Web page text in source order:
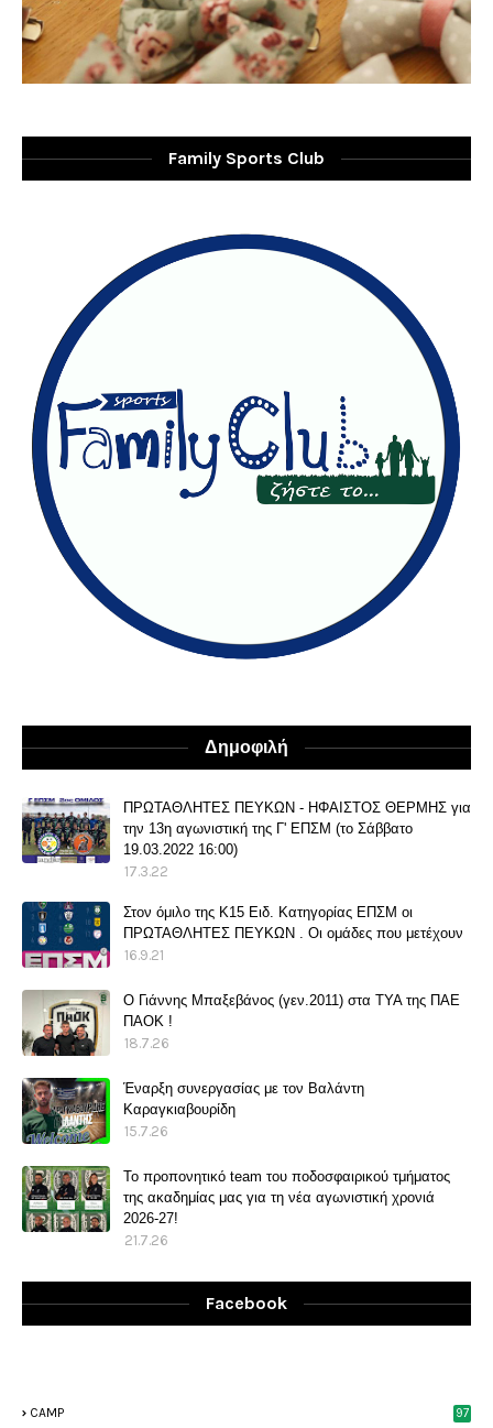
Family Sports Club
Δημοφιλή
ΠΡΩΤΑΘΛΗΤΕΣ ΠΕΥΚΩΝ - ΗΦΑΙΣΤΟΣ ΘΕΡΜΗΣ για
την 13η αγωνιστική της Γ' ΕΠΣΜ (το Σάββατο
19.03.2022 16:00)
17.3.22
Στον όμιλο της Κ15 Ειδ. Κατηγορίας ΕΠΣΜ οι
ΠΡΩΤΑΘΛΗΤΕΣ ΠΕΥΚΩΝ . Οι ομάδες που μετέχουν
16.9.21
O Γιάννης Μπαξεβάνος (γεν.2011) στα ΤΥΑ της ΠΑΕ
ΠΑΟΚ !
18.7.26
Έναρξη συνεργασίας με τον Βαλάντη
Καραγκιαβουρίδη
15.7.26
Το προπονητικό team του ποδοσφαιρικού τμήματος
της ακαδημίας μας για τη νέα αγωνιστική χρονιά
2026-27!
21.7.26
Facebook
CAMP 97